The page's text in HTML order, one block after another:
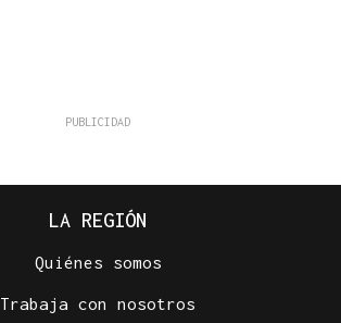
LA REGIÓN
Quiénes somos
Trabaja con nosotros